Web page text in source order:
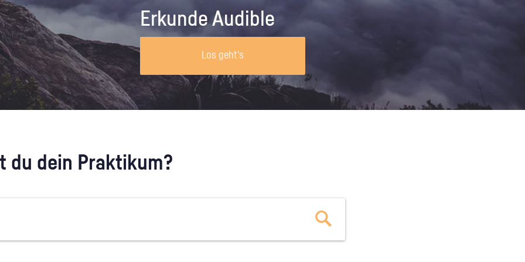
Unternehmen lohnt, wie man sich
vorbereitet und wie ein Vorab-Anruf
abläuft.
Erkunde Audible
Los geht's
du dein Praktikum?